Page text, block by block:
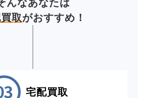
んなあなたは
取がおすすめ！
宅配買取